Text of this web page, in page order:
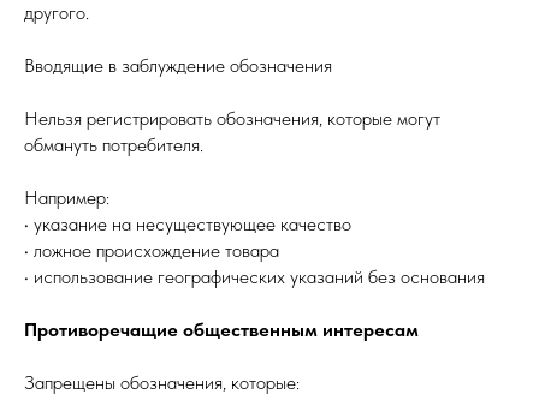
другого.
Вводящие в заблуждение обозначения
Нельзя регистрировать обозначения, которые могут
обмануть потребителя.
Например:
• указание на несуществующее качество
• ложное происхождение товара
• использование географических указаний без основания
Противоречащие общественным интересам
Запрещены обозначения, которые: